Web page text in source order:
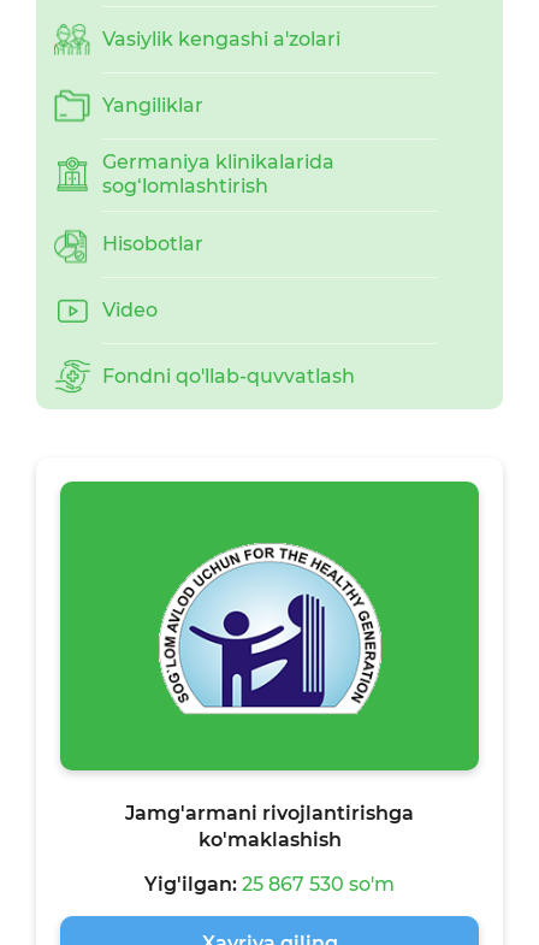
Vasiylik kengashi a'zolari
Yangiliklar
Germaniya klinikalarida
sog‘lomlashtirish
Hisobotlar
Video
Fondni qo'llab-quvvatlash
Jamg'armani rivojlantirishga
ko'maklashish
Yig'ilgan: 25 867 530 so'm